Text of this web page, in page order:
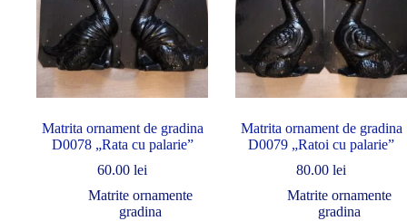
Matrita ornament de gradina
D0078 „Rata cu palarie”
60.00 lei
Matrite ornamente
gradina
Matrita ornament de gradina
D0079 „Ratoi cu palarie”
80.00 lei
Matrite ornamente
gradina